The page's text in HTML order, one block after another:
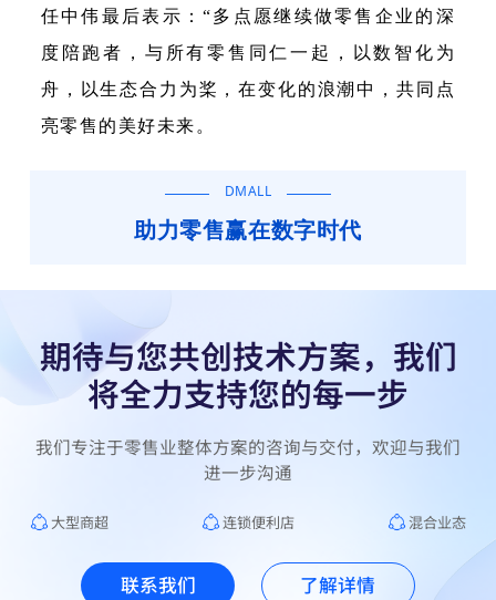
任中伟最后表示：“多点愿继续做零售企业的深
度陪跑者，与所有零售同仁一起，以数智化为
舟，以生态合力为桨，在变化的浪潮中，共同点
亮零售的美好未来。
DMALL
助力零售赢在数字时代
期待与您共创技术方案，我们
将全力支持您的每一步
我们专注于零售业整体方案的咨询与交付，欢迎与我们
进一步沟通
大型商超 连锁便利店 混合业态
联系我们 了解详情